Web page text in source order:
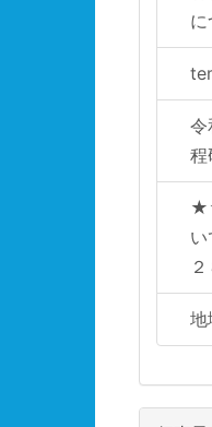
に
令
程
い
地